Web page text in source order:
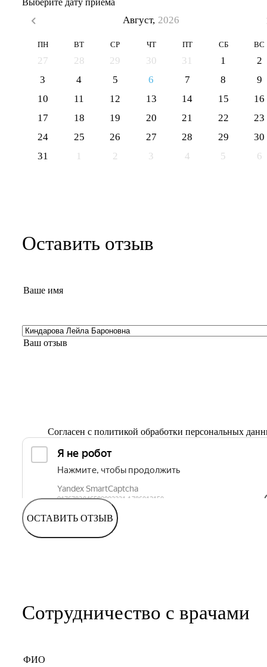
Выберите дату приема
Август, 2026
ПН ВТ СР ЧТ ПТ СБ ВС
27 28 29 30 31 1
2
3
4 5 6 7 8
9
10
11 12 13 14 15
16
17
18 19 20 21 22
23
24
25 26 27 28 29
30
31
1 2 3 4 5 6
Оставить отзыв
Согласен с политикой обработки персональных
ОСТАВИТЬ ОТЗЫВ
Сотрудничество с врачами